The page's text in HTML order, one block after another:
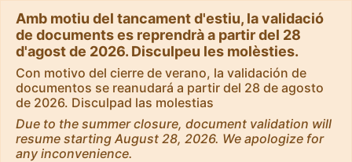
Amb motiu del tancament d'estiu, la validació
de documents es reprendrà a partir del 28
d'agost de 2026. Disculpeu les molèsties.
Con motivo del cierre de verano, la validación de
documentos se reanudará a partir del 28 de agosto
de 2026. Disculpad las molestias
Due to the summer closure, document validation will
resume starting August 28, 2026. We apologize for
any inconvenience.